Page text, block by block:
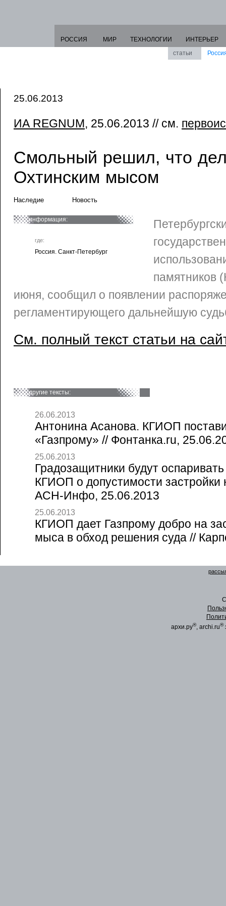
РОССИЯ МИР ТЕХНОЛОГИИ
ИНТЕРЬЕР
статьи
25.06.2013
ИА REGNUM, 25.06.2013 // см.
Смольный решил, что
Охтинским мысом
Наследие Новость
информация:
где:
Россия. Санкт-Петербург
памятников
июня, сообщил о появлении
регламентирующего дальнейшую
См. полный текст статьи на
другие тексты:
26.06.2013
Антонина Асанова. КГИОП
«Газпрому» // Фонтанка.ru,
25.06.2013
Градозащитники будут
КГИОП о допустимости
АСН-Инфо, 25.06.2013
25.06.2013
КГИОП дает Газпрому добро на
мыса в обход решения суда //
архи.ру®, archi.ru®